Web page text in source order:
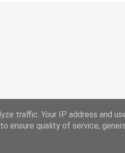
Ricorrenze
traffic. Your IP address and
ensure quality of service,